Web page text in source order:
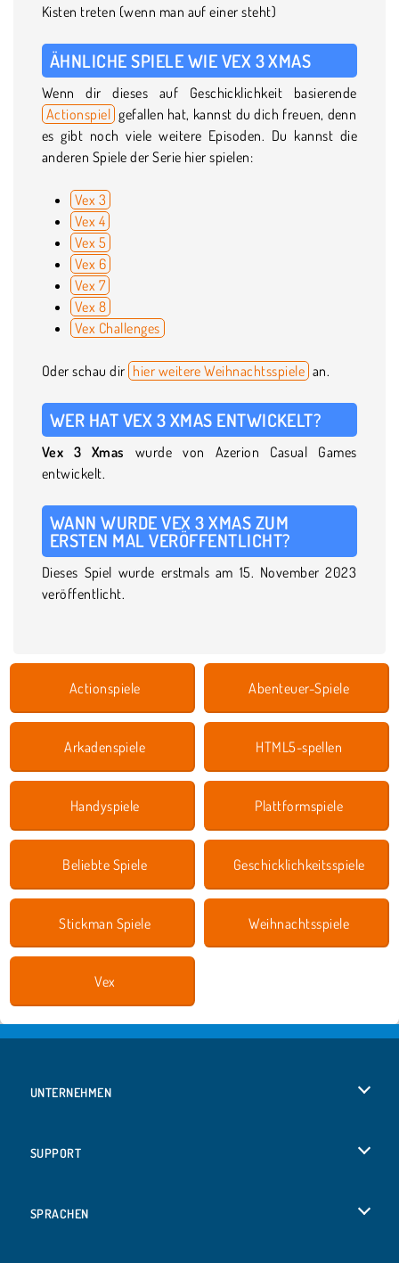
Kisten treten (wenn man auf einer steht)
ÄHNLICHE SPIELE WIE VEX 3 XMAS
Wenn dir dieses auf Geschicklichkeit basierende
Actionspiel gefallen hat, kannst du dich freuen, denn
es gibt noch viele weitere Episoden. Du kannst die
anderen Spiele der Serie hier spielen:
Vex 3
Vex 4
Vex 5
Vex 6
Vex 7
Vex 8
Vex Challenges
Oder schau dir hier weitere Weihnachtsspiele an.
WER HAT VEX 3 XMAS ENTWICKELT?
Vex 3 Xmas wurde von Azerion Casual Games
entwickelt.
WANN WURDE VEX 3 XMAS ZUM
ERSTEN MAL VERÖFFENTLICHT?
Dieses Spiel wurde erstmals am 15. November 2023
veröffentlicht.
Actionspiele Abenteuer-Spiele
Arkadenspiele HTML5-spellen
Handyspiele Plattformspiele
Beliebte Spiele Geschicklichkeitsspiele
Stickman Spiele Weihnachtsspiele
Vex
UNTERNEHMEN
SUPPORT
SPRACHEN